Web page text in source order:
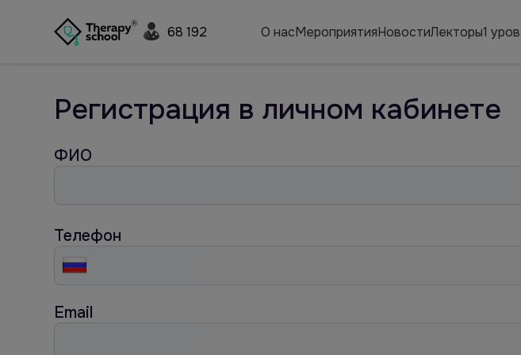
68 192 О насМероприятияНовостиЛекторы1
Регистрация в личном кабинете
ФИО
Телефон
Email